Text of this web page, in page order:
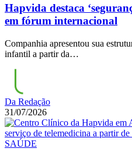
Hapvida destaca
em fórum internacional
Companhia apresentou sua
infantil a partir da…
Da Redação
31/07/2026
SAÚDE